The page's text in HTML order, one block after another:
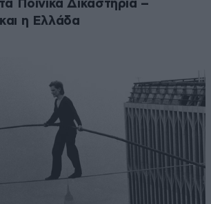
Ποινικά Δικαστήρια –
η Ελλάδα